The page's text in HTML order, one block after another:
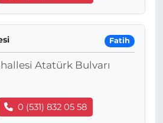
Fatih
Atatürk Bulvarı
0 (531) 832 05 58